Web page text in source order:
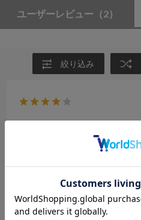
ユーザーレビュー （2）
絞り込み
体型:ふつう 靴のサイズ: